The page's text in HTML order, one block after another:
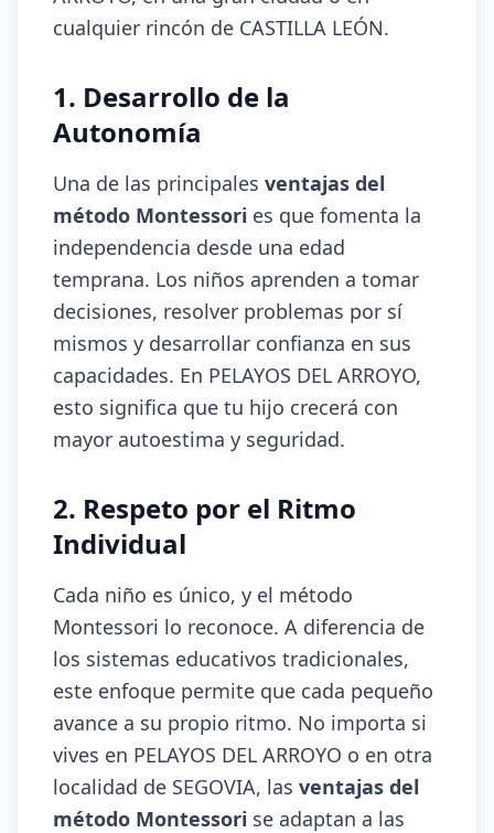
cualquier rincón de CASTILLA LEÓN.
1. Desarrollo de la
Autonomía
Una de las principales ventajas del
método Montessori es que fomenta la
independencia desde una edad
temprana. Los niños aprenden a tomar
decisiones, resolver problemas por sí
mismos y desarrollar confianza en sus
capacidades. En PELAYOS DEL ARROYO,
esto significa que tu hijo crecerá con
mayor autoestima y seguridad.
2. Respeto por el Ritmo
Individual
Cada niño es único, y el método
Montessori lo reconoce. A diferencia de
los sistemas educativos tradicionales,
este enfoque permite que cada pequeño
avance a su propio ritmo. No importa si
vives en PELAYOS DEL ARROYO o en otra
localidad de SEGOVIA, las ventajas del
método Montessori se adaptan a las